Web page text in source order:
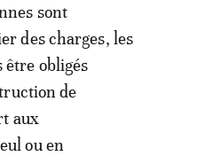
sont
des charges, les
être obligés
de
aux
ou en